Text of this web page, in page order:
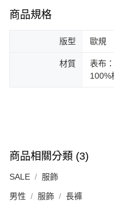
商品規格
版型 歐規
材質
表布
100%
商品相關分類 (3)
SALE 服飾
男性 服飾 長褲